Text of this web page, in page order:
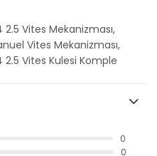
Vites Mekanizması,
Vites Mekanizması,
Vites Kulesi Komple
0
0